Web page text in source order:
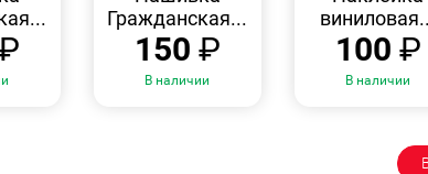
Гражданская...
150 ₽
В наличии
100 ₽
В наличии